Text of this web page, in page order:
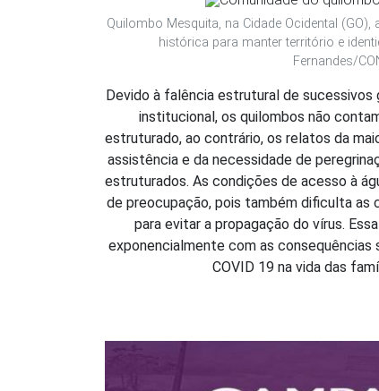
Quilombo Mesquita, na Cidade Ocidental
histórica para manter território e
Fernandes/
Devido à falência estrutural de sucessivos
institucional, os quilombos não
estruturado, ao contrário, os relatos da
assistência e da necessidade de
estruturados. As condições de acesso à
de preocupação, pois também dificulta as
para evitar a propagação do vírus.
exponencialmente com as consequências
COVID 19 na vida das